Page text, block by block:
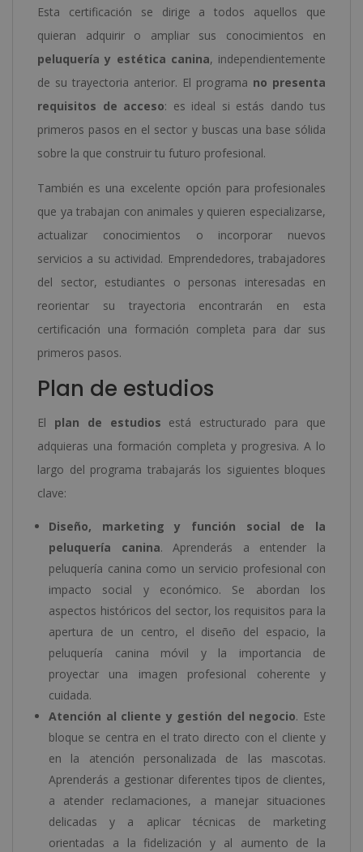
Esta certificación se dirige a todos aquellos que
quieran adquirir o ampliar sus conocimientos en
peluquería y estética canina, independientemente
de su trayectoria anterior. El programa no presenta
requisitos de acceso: es ideal si estás dando tus
primeros pasos en el sector y buscas una base sólida
sobre la que construir tu futuro profesional.
También es una excelente opción para profesionales
que ya trabajan con animales y quieren especializarse,
actualizar conocimientos o incorporar nuevos
servicios a su actividad. Emprendedores, trabajadores
del sector, estudiantes o personas interesadas en
reorientar su trayectoria encontrarán en esta
certificación una formación completa para dar sus
primeros pasos.
Plan de estudios
El plan de estudios está estructurado para que
adquieras una formación completa y progresiva. A lo
largo del programa trabajarás los siguientes bloques
clave:
Diseño, marketing y función social de la
peluquería canina. Aprenderás a entender la
peluquería canina como un servicio profesional con
impacto social y económico. Se abordan los
aspectos históricos del sector, los requisitos para la
apertura de un centro, el diseño del espacio, la
peluquería canina móvil y la importancia de
proyectar una imagen profesional coherente y
cuidada.
Atención al cliente y gestión del negocio. Este
bloque se centra en el trato directo con el cliente y
en la atención personalizada de las mascotas.
Aprenderás a gestionar diferentes tipos de clientes,
a atender reclamaciones, a manejar situaciones
delicadas y a aplicar técnicas de marketing
orientadas a la fidelización y al aumento de la